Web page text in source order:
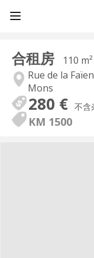
合租房
110 m²
Rue de la
Mons
280 € 不含
KM 1500